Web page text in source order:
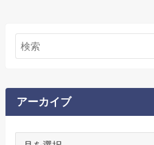
アーカイブ